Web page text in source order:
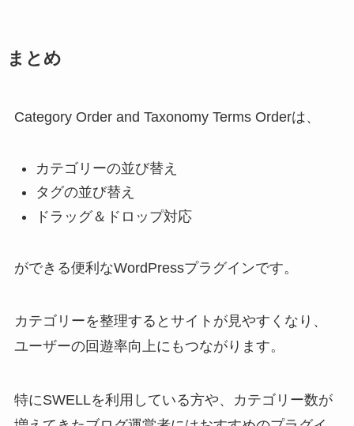
まとめ
Category Order and Taxonomy Terms Orderは、
カテゴリーの並び替え
タグの並び替え
ドラッグ＆ドロップ対応
ができる便利なWordPressプラグインです。
カテゴリーを整理するとサイトが見やすくなり、
ユーザーの回遊率向上にもつながります。
特にSWELLを利用している方や、カテゴリー数が